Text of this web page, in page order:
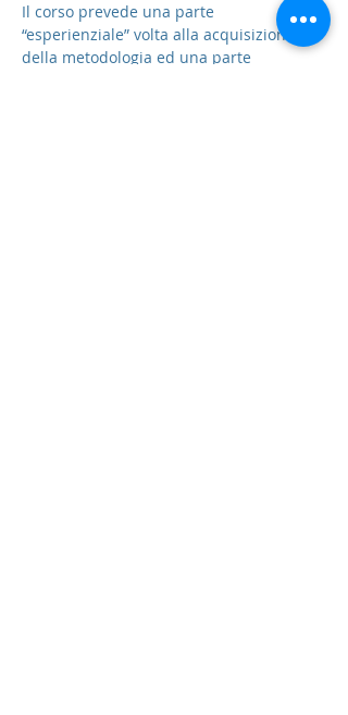
Il corso prevede una parte
“esperienziale” volta alla acquisizione
della metodologia ed una parte